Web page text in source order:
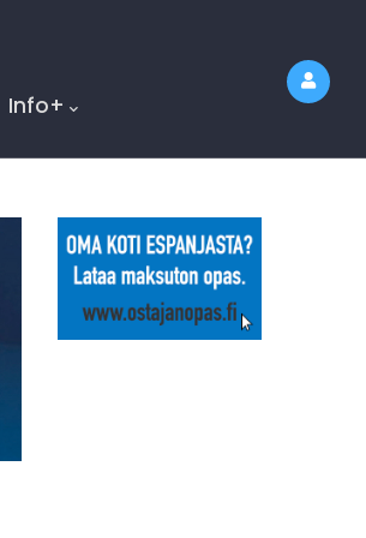
Info+